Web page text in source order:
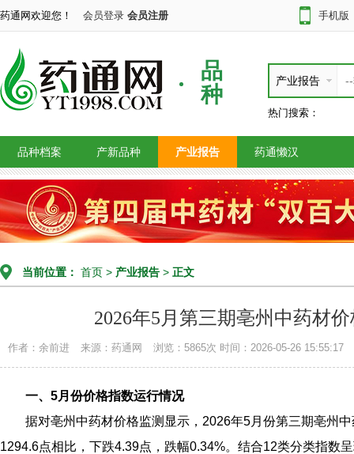
药通网欢迎您！ 会员登录 会员注册 手机版
品
种
产业报告
热门搜索：
品种档案 产新品种 产业报告 药通懒汉
当前位置： 首页 > 产业报告 > 正文
2026年5月第三期亳州中药材
作者：余前进 来源：药通网 浏览：5865次 时间：2026-05-26 15:55:17
一、5月份价格指数运行情况
据对亳州中药材价格监测显示，2026年5月份第三期亳州
1294.6点相比，下跌4.39点，跌幅0.34%。结合12类分类指数